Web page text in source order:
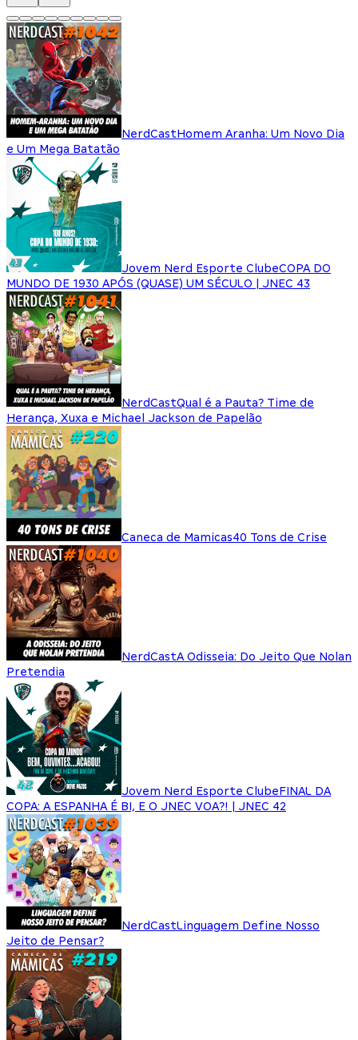
NerdCastHomem Aranha: Um Novo Dia
e Um Mega Batatão
Jovem Nerd Esporte ClubeCOPA DO
MUNDO DE 1930 APÓS (QUASE) UM SÉCULO | JNEC 43
NerdCastQual é a Pauta? Time de
Herança, Xuxa e Michael Jackson de Papelão
Caneca de Mamicas40 Tons de Crise
NerdCastA Odisseia: Do Jeito Que Nolan
Pretendia
Jovem Nerd Esporte ClubeFINAL DA
COPA: A ESPANHA É BI, E O JNEC VOA?! | JNEC 42
NerdCastLinguagem Define Nosso
Jeito de Pensar?